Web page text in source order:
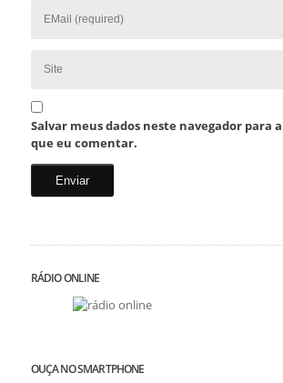
Salvar meus dados neste navegador para
que eu comentar.
RÁDIO ONLINE
OUÇA NO SMARTPHONE